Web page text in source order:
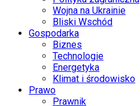
Wojna na Ukrainie
Bliski Wschód
Gospodarka
Biznes
Technologie
Energetyka
Klimat i środowisko
Prawo
Prawnik